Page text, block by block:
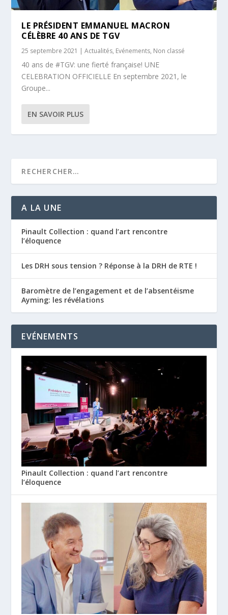
LE PRÉSIDENT EMMANUEL MACRON
CÉLÈBRE 40 ANS DE TGV
25 septembre 2021 |Actualités, Evénements, Non classé
40 ans de #TGV: une fierté française! UNE
CELEBRATION OFFICIELLE En septembre 2021, le
Groupe...
EN SAVOIR PLUS
A LA UNE
Pinault Collection : quand l’art rencontre
l’éloquence
Les DRH sous tension ? Réponse à la DRH de RTE !
Baromètre de l’engagement et de l’absentéisme
Ayming: les révélations
EVÉNEMENTS
Pinault Collection : quand l’art rencontre
l’éloquence